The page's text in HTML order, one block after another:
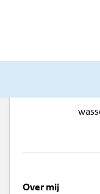
Over mij